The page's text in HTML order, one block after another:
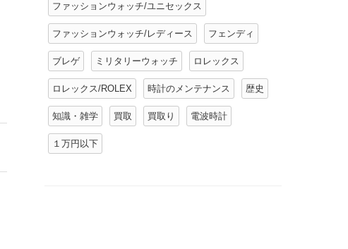
ファッションウォッチ/ユニセックス
ファッションウォッチ/レディース フェンディ
ブレゲ ミリタリーウォッチ ロレックス
ロレックス/ROLEX 時計のメンテナンス 歴史
知識・雑学 買取 買取り 電波時計
１万円以下